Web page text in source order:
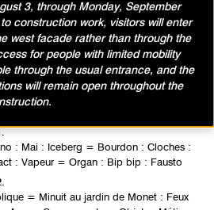
19h15 à 21h15
Jacques Palix,
: Mai : Iceberg = Bourdon : Cloches :
: Vapeur = Organ : Bip bip : Fausto
= Minuit au jardin de Monet : Feux
3, through Monday, September
construction work, visitors will enter
west facade rather than through the
for people with limited mobility
through the usual entrance, and the
will remain open throughout the